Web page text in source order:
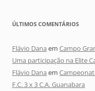
ÚLTIMOS COMENTÁRIOS
Flávio Dana em Campo
Uma participação na Elite
Flávio Dana em
F.C. 3 x 3 C.A. Guanabara